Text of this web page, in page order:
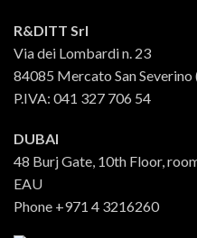
R&DITT Srl
Via dei Lombardi n. 23
84085 Mercato San Severino
P.IVA: 041 327 706 54
DUBAI
48 Burj Gate, 10th Floor,
EAU
Phone +971 4 3216260